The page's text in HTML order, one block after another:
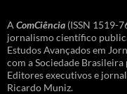
A ComCiência (ISSN 1519-
jornalismo científico
Estudos Avançados em
com a Sociedade
Editores executivos e
Ricardo Muniz.